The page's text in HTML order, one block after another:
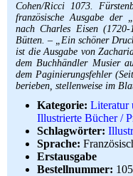
Über uns
Aktuelle Kataloge
Kontakt
Ankauf
Links
Impressum
Cohen/Ricci 1073.
französische Ausgabe der
nach Charles Eisen
Bütten. – „Ein schöner
ist die Ausgabe von
dem Buchhändler Musier
dem Paginierungsfehler
berieben, stellenweise im
Kategorie: Literatur
Illustrierte Bücher /
Schlagwörter:
Sprache:
Erstausgabe
Bestellnummer: